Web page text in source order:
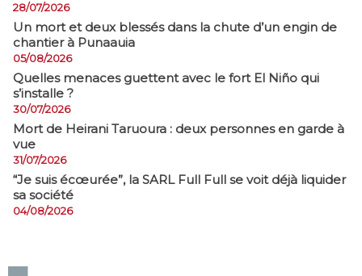
28/07/2026
​Un mort et deux blessés dans la chute d’un engin de
chantier à Punaauia
05/08/2026
Quelles menaces guettent avec le fort El Niño qui
s’installe ?
30/07/2026
Mort de Heirani Taruoura : deux personnes en garde à
vue
31/07/2026
​“Je suis écœurée”, la SARL Full Full se voit déjà liquider
sa société
04/08/2026